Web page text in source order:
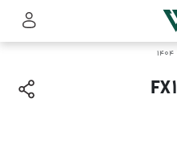
1404